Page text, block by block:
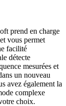
prend en charge
et vous permet
facilité
détecte
mesurées et
un nouveau
avez également la
complexe
choix.